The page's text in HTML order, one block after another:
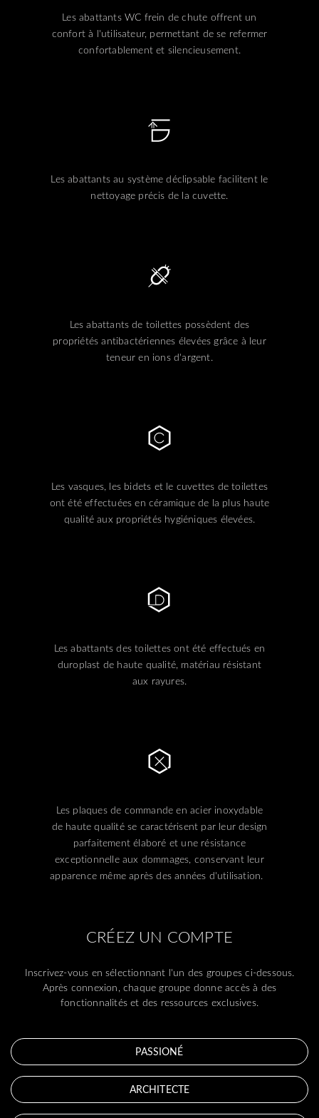
Les abattants WC frein de chute offrent un
confort à l'utilisateur, permettant de se refermer
confortablement et silencieusement.
Les abattants au système déclipsable facilitent le
nettoyage précis de la cuvette.
Les abattants de toilettes possèdent des
propriétés antibactériennes élevées grâce à leur
teneur en ions d'argent.
Les vasques, les bidets et le cuvettes de toilettes
ont été effectuées en céramique de la plus haute
qualité aux propriétés hygiéniques élevées.
Les abattants des toilettes ont été effectués en
duroplast de haute qualité, matériau résistant
aux rayures.
Les plaques de commande en acier inoxydable
de haute qualité se caractérisent par leur design
parfaitement élaboré et une résistance
exceptionnelle aux dommages, conservant leur
apparence même après des années d'utilisation.
CRÉEZ UN COMPTE
Inscrivez-vous en sélectionnant l'un des groupes ci-dessous.
Après connexion, chaque groupe donne accès à des
fonctionnalités et des ressources exclusives.
PASSIONÉ
ARCHITECTE